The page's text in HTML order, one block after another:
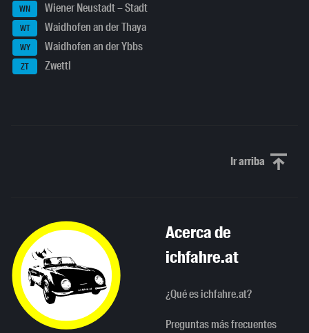
WN Wiener Neustadt – Stadt
WT Waidhofen an der Thaya
WY Waidhofen an der Ybbs
ZT Zwettl
Ir arribaScroll to
Acerca de
ichfahre.at
¿Qué es ichfahre.at?
Preguntas más frecuentes